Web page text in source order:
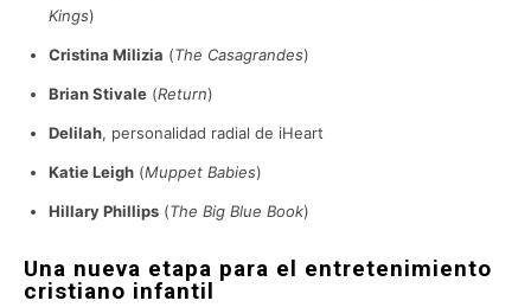
Kings)
Cristina Milizia (The Casagrandes)
Brian Stivale (Return)
Delilah, personalidad radial de iHeart
Katie Leigh (Muppet Babies)
Hillary Phillips (The Big Blue Book)
Una nueva etapa para el entretenimiento
cristiano infantil